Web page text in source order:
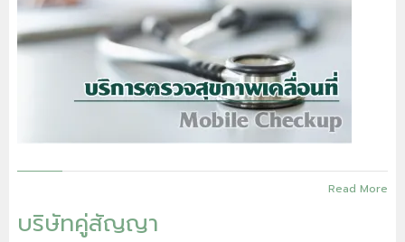
Read More
บริษัทคู่สัญญา